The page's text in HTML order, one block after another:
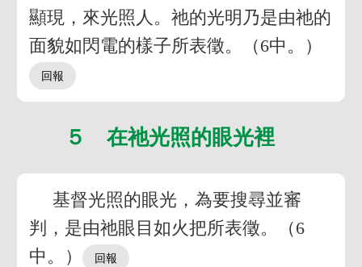
顯現，來光照人。祂的光明乃是由祂的
面貌如閃電的樣子所表徵。（6中。）
５ 在祂光照的眼光裡
基督光照的眼光，為要搜尋並審
判，是由祂眼目如火把所表徵。（6
中。）